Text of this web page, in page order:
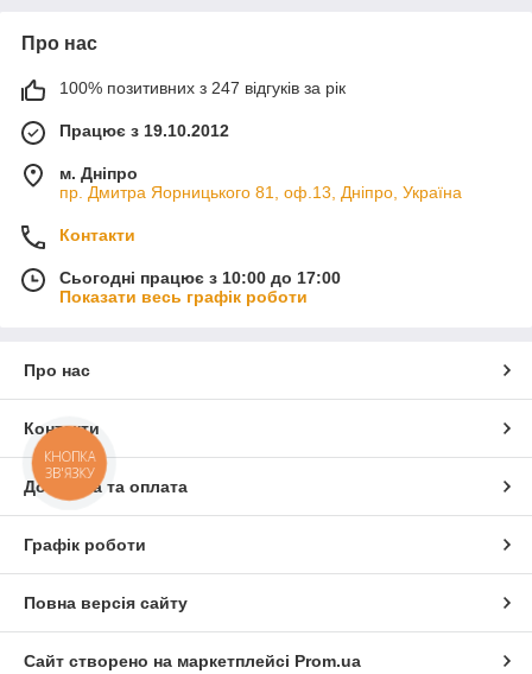
Про нас
100% позитивних з 247 відгуків за рік
Працює з 19.10.2012
м. Дніпро
пр. Дмитра Яорницького 81, оф.13, Дніпро, Україна
Контакти
Сьогодні працює з 10:00 до 17:00
Показати весь графік роботи
Про нас
Контакти
Доставка та оплата
Графік роботи
Повна версія сайту
Сайт створено на маркетплейсі Prom.ua
КНОПКА
ЗВ'ЯЗКУ